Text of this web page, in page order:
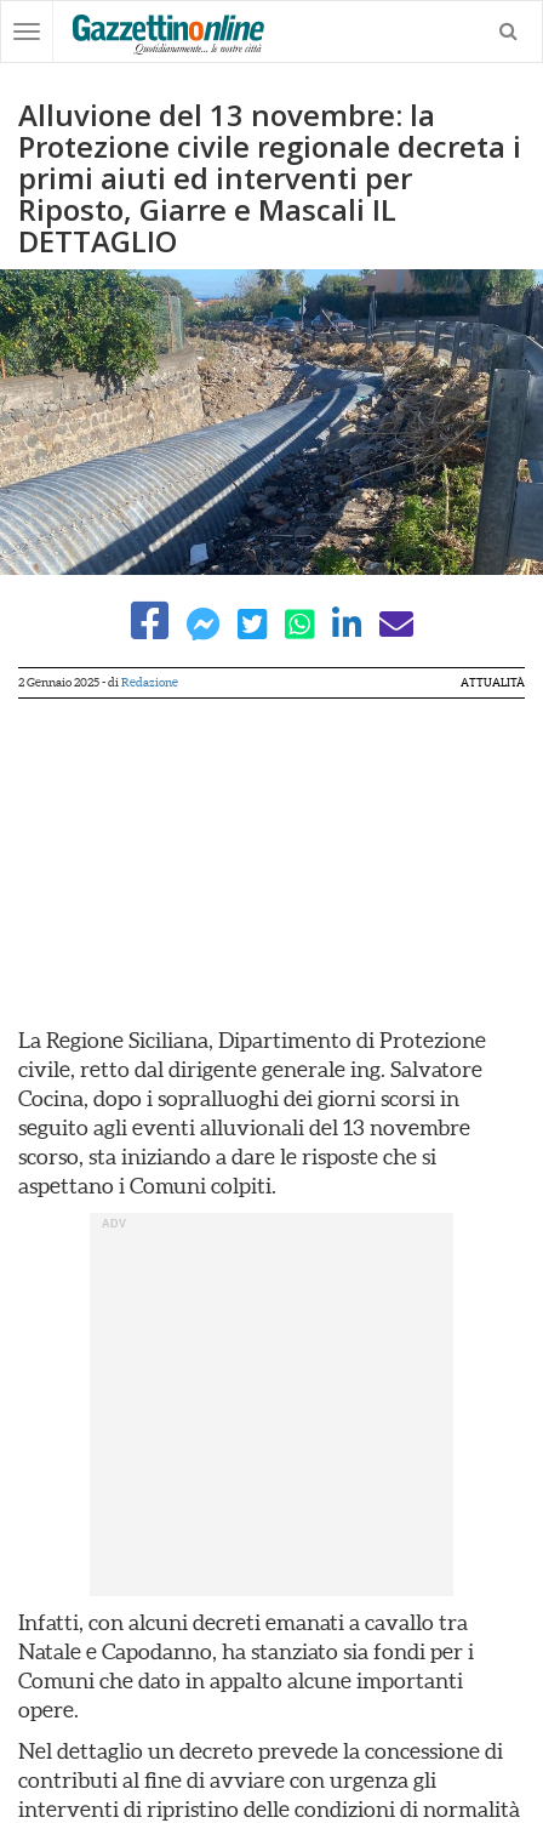
Alluvione del 13 novembre: la
Protezione civile regionale decreta i
primi aiuti ed interventi per
Riposto, Giarre e Mascali IL
DETTAGLIO
2 Gennaio 2025- di Redazione ATTUALITÀ
La Regione Siciliana, Dipartimento di Protezione
civile, retto dal dirigente generale ing. Salvatore
Cocina, dopo i sopralluoghi dei giorni scorsi in
seguito agli eventi alluvionali del 13 novembre
scorso, sta iniziando a dare le risposte che si
aspettano i Comuni colpiti.
Infatti, con alcuni decreti emanati a cavallo tra
Natale e Capodanno, ha stanziato sia fondi per i
Comuni che dato in appalto alcune importanti
opere.
Nel dettaglio un decreto prevede la concessione di
contributi al fine di avviare con urgenza gli
interventi di ripristino delle condizioni di normalità